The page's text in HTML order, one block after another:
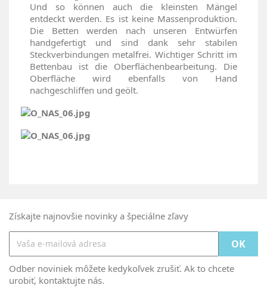
Und so können auch die kleinsten Mängel
entdeckt werden. Es ist keine Massenproduktion.
Die Betten werden nach unseren Entwürfen
handgefertigt und sind dank sehr stabilen
Steckverbindungen metalfrei. Wichtiger Schritt im
Bettenbau ist die Oberflächenbearbeitung. Die
Oberfläche wird ebenfalls von Hand
nachgeschliffen und geölt.
Získajte najnovšie novinky a špeciálne zľavy
Odber noviniek môžete kedykoľvek zrušiť. Ak to chcete
urobiť, kontaktujte nás.